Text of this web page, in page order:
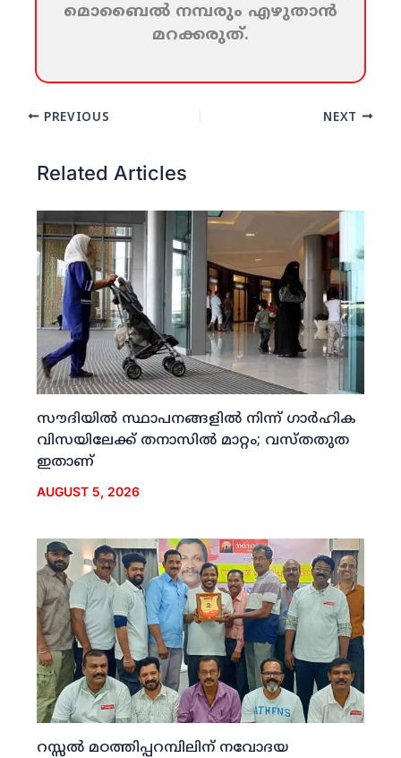
മൊബൈല്‍ നമ്പരും എഴുതാന്‍
മറക്കരുത്‌.
PREVIOUS NEXT
Related Articles
സൗദിയില്‍ സ്ഥാപനങ്ങളില്‍ നിന്ന് ഗാര്‍ഹിക
വിസയിലേക്ക് തനാസില്‍ മാറ്റം; വസ്തതുത
ഇതാണ്
AUGUST 5, 2026
റസ്സല്‍ മഠത്തിപ്പറമ്പിലിന് നവോദയ